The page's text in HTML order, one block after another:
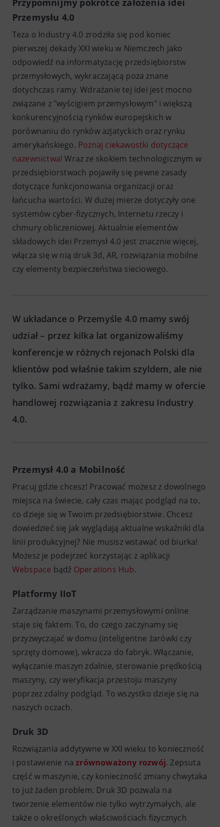
Przypomnijmy pokrótce założenia idei
Przemysłu 4.0
Teza o Industry 4.0 zrodziła się pod koniec
pierwszej dekady XXI wieku w Niemczech jako
odpowiedź na informatyzację przedsiębiorstw
przemysłowych, wykraczającą poza znane
dotychczas ramy. Wdrażanie tej idei jest mocno
związane z "wyścigiem przemysłowym" i większą
konkurencyjnością rynków europejskich w
porównaniu do rynków azjatyckich oraz rynku
amerykańskiego. Poznaj ciekawostki dotyczące
nazewnictwa! Wraz ze skokiem technologicznym w
przedsiębiorstwach pojawiły się pewne zasady
dotyczące funkcjonowania organizacji oraz
łańcucha wartości. W dużej mierze dotyczyły one
systemów cyber-fizycznych, Internetu rzeczy i
chmury obliczeniowej. Aktualnie elementów
składowych idei Przemysł 4.0 jest znacznie więcej,
włącza się w nią druk 3d, AR, rozwiązania mobilne
czy elementy bezpieczeństwa sieciowego.
W układance o Przemyśle 4.0 mamy swój
udział – przez kilka lat organizowaliśmy
konferencje w różnych rejonach Polski dla
klientów pod właśnie takim szyldem, ale nie
tylko. Sami wdrażamy, bądź mamy w ofercie
handlowej rozwiązania z zakresu Industry
4.0.
Przemysł 4.0 a Mobilność
Pracuj gdzie chcesz! Pracować możesz z dowolnego
miejsca na świecie, cały czas mając podgląd na to,
co dzieje się w Twoim przedsiębiorstwie. Chcesz
dowiedzieć się jak wyglądają aktualne wskaźniki dla
linii produkcyjnej? Nie musisz wstawać od biurka!
Możesz je podejrzeć korzystając z aplikacji
Webspace bądź Operations Hub.
Platformy IIoT
Zarządzanie maszynami przemysłowymi online
staje się faktem. To, do czego zaczynamy się
przyzwyczajać w domu (inteligentne żarówki czy
sprzęty domowe), wkracza do fabryk. Włączanie,
wyłączanie maszyn zdalnie, sterowanie prędkością
maszyny, czy weryfikacja przestoju maszyny
poprzez zdalny podgląd. To wszystko dzieje się na
naszych oczach.
Druk 3D
Rozwiązania addytywne w XXI wieku to konieczność
i postawienie na zrównoważony rozwój. Zepsuta
część w maszynie, czy konieczność zmiany chwytaka
to już żaden problem. Druk 3D pozwala na
tworzenie elementów nie tylko wytrzymałych, ale
także o określonych właściwościach fizycznych